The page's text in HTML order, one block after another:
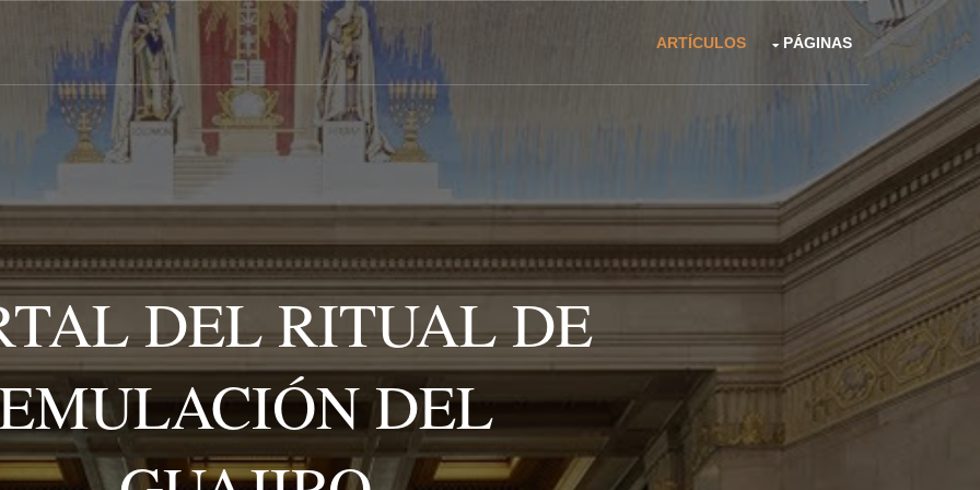
ARTÍCULOS PÁGINAS
DEL RITUAL DE
DEL